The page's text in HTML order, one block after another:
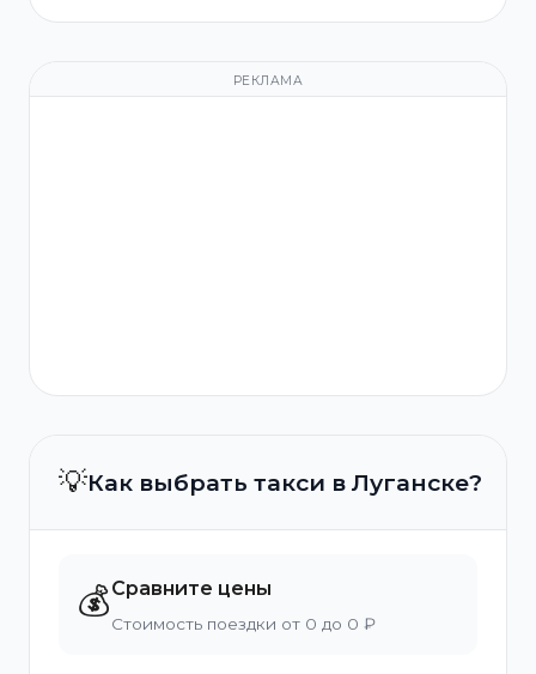
РЕКЛАМА
💡Как выбрать такси в Луганске?
💰Сравните цены
Стоимость поездки от 0 до 0 ₽